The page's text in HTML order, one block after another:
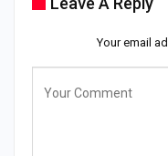
Your email